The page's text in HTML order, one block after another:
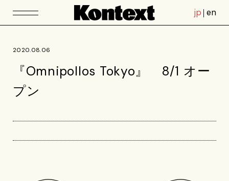
jp en
2020.08.06
『Omnipollos Tokyo』 8/1 オー
プン